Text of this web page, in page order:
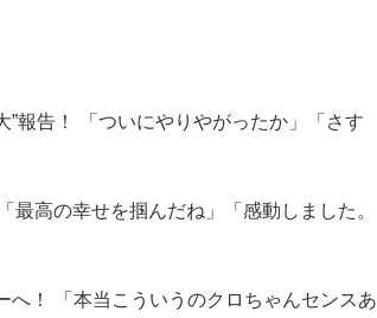
”報告！ 「ついにやりやがったか」「さす
高の幸せを掴んだね」「感動しました。
へ！ 「本当こういうのクロちゃんセンスあ